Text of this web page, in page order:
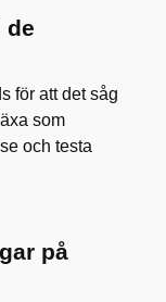
de
för att det såg
som
och testa
på